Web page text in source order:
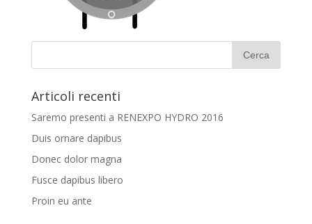
Articoli recenti
Saremo presenti a RENEXPO HYDRO 2016
Duis ornare dapibus
Donec dolor magna
Fusce dapibus libero
Proin eu ante